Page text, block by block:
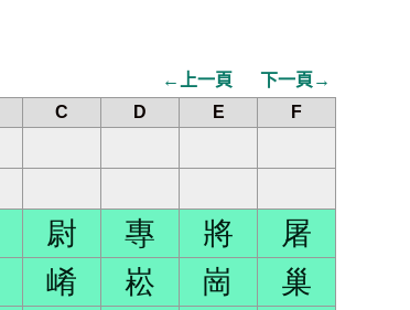
←上一頁
下一頁→
C D E
F
尉 專 將 屠
崤 崧 崗 巢